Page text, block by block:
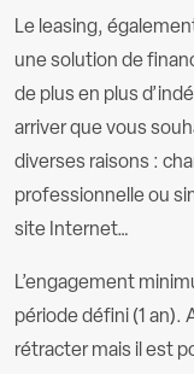
Le leasing,
une solution de
de plus en plus
arriver que vous
diverses raisons :
professionnelle ou
site Internet…
L’engagement
période défini (1 an).
rétracter mais il est